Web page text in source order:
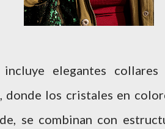
incluye elegantes
donde los cristales en
se combinan con